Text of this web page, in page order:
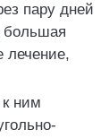
пару дней
большая
лечение,
ним